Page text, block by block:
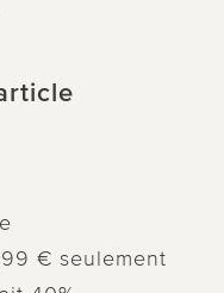
€ seulement